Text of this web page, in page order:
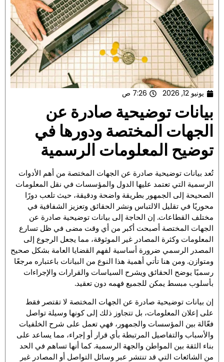
يونيو 12, 2026 7:26 ص
بيانات توضيحية صادرة عن
الجهات المختصة ودورها في
توضيح المعلومات الرسمية
تُعد بيانات توضيحية صادرة عن الجهات المختصة من أهم الأدوات
الرسمية التي تعتمد عليها الدول والمؤسسات في نقل المعلومات
الصحيحة إلى الجمهور بطريقة واضحة ودقيقة، حيث تلعب دورًا
محوريًا في تقليل الالتباس ونشر الحقائق وتعزيز الشفافية في
مختلف القطاعات. إن الحاجة إلى بيانات توضيحية صادرة عن
الجهات المختصة أصبحت أكبر من أي وقت مضى في ظل تسارع
المعلومات وكثرة المصادر غير الموثوقة، مما يجعل الرجوع إلى
المصدر الرسمي ضرورة أساسية لفهم القضايا العامة بشكل صحيح
ومتوازن. ومن هنا تأتي أهمية هذا النوع من البيانات باعتباره مرجعًا
رسميًا يوضح الحقائق ويشرح السياسات والقرارات والإجراءات
بأسلوب مبسط يمكن للجميع فهمه دون تعقيد.
إن بيانات توضيحية صادرة عن الجهات المختصة لا تقتصر فقط
على إعلان المعلومات، بل تتجاوز ذلك إلى كونها وسيلة تواصل
فعّالة بين المؤسسات والجمهور، فهي تعمل على شرح الخلفيات
والأسباب والتفاصيل المرتبطة بأي قرار أو إجراء، مما يساعد على
بناء الثقة بين المواطن والجهة الرسمية. كما أنها تساهم في الحد
من الشائعات التي قد تنتشر عبر وسائل التواصل أو المصادر غير